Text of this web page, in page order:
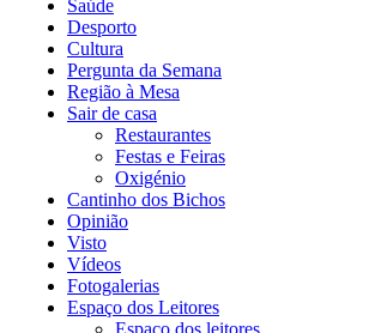
Saúde
Desporto
Cultura
Pergunta da Semana
Região à Mesa
Sair de casa
Restaurantes
Festas e Feiras
Oxigénio
Cantinho dos Bichos
Opinião
Visto
Vídeos
Fotogalerias
Espaço dos Leitores
Espaço dos leitores